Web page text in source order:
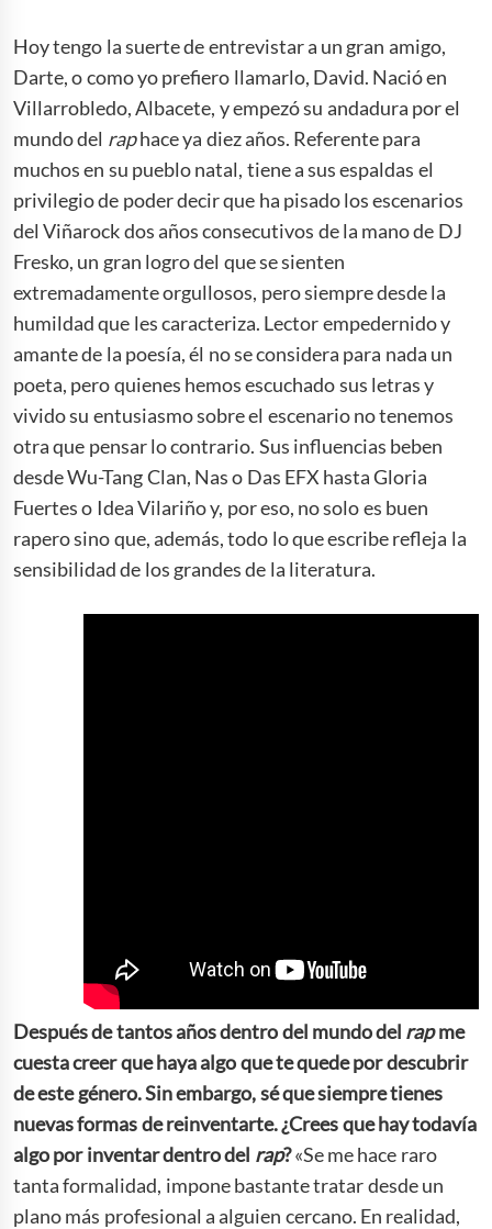
Hoy tengo la suerte de entrevistar a un gran amigo,
Darte, o como yo prefiero llamarlo, David. Nació en
Villarrobledo, Albacete, y empezó su andadura por el
mundo del raphace ya diez años. Referente para
muchos en su pueblo natal, tiene a sus espaldas el
privilegio de poder decir que ha pisado los escenarios
del Viñarock dos años consecutivos de la mano de DJ
Fresko, un gran logro del que se sienten
extremadamente orgullosos, pero siempre desde la
humildad que les caracteriza. Lector empedernido y
amante de la poesía, él no se considera para nada un
poeta, pero quienes hemos escuchado sus letras y
vivido su entusiasmo sobre el escenario no tenemos
otra que pensar lo contrario. Sus influencias beben
desde Wu-Tang Clan, Nas o Das EFX hasta Gloria
Fuertes o Idea Vilariño y, por eso, no solo es buen
rapero sino que, además, todo lo que escribe refleja la
sensibilidad de los grandes de la literatura.
Después de tantos años dentro del mundo del rapme
cuesta creer que haya algo que te quede por descubrir
de este género. Sin embargo, sé que siempre tienes
nuevas formas de reinventarte. ¿Crees que hay todavía
algo por inventar dentro del rap?«Se me hace raro
tanta formalidad, impone bastante tratar desde un
plano más profesional a alguien cercano. En realidad,